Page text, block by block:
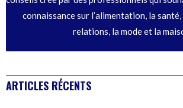
connaissance sur l’alimentation, la
relations, la mode et la
ARTICLES RÉCENTS